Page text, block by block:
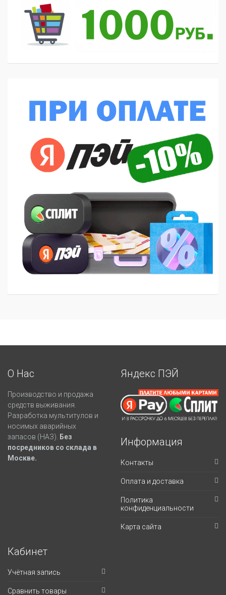
О Нас
Производство и продажа
средств выживания.
Разработка мультитулов и
носимых аварийных
запасов (НАЗ).
Без
посредников со склада в
Москве.
Яндекс ПЭЙ
Информация
Контакты
Оплата и доставка
Политика
конфиденциальности
Карта сайта
Кабинет
Учётная запись
Сравнить товары